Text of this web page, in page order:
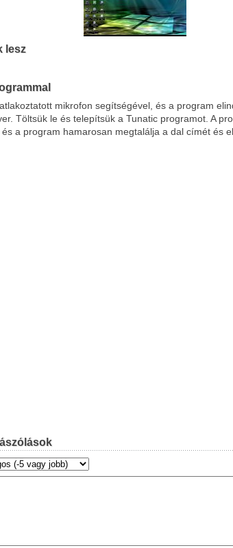
Google
lesz
mikrofon segítségével, és a program
Töltsük le és telepítsük a Tunatic programot. A
a program hamarosan megtalálja a dal címét és